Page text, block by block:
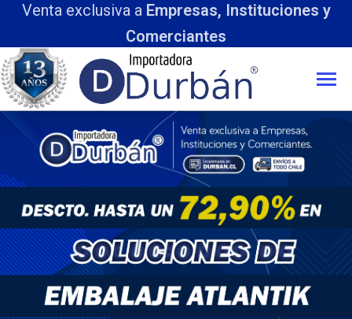
Empresas, Instituciones y